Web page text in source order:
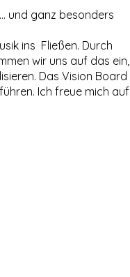
und ganz besonders
ins Fließen. Durch
wir uns auf das ein,
Das Vision Board
Ich freue mich auf